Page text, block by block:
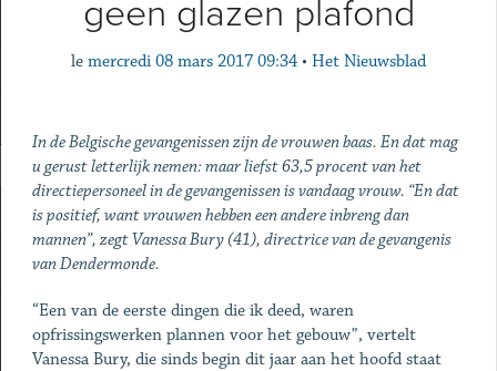
geen glazen plafond
le mercredi 08 mars 2017 09:34 • Het Nieuwsblad
In de Belgische gevangenissen zijn de vrouwen baas. En dat mag
u gerust letterlijk nemen: maar liefst 63,5 procent van het
directiepersoneel in de gevangenissen is vandaag vrouw. “En dat
is positief, want vrouwen hebben een andere inbreng dan
mannen”, zegt Vanessa Bury (41), directrice van de gevangenis
van Dendermonde.
“Een van de eerste dingen die ik deed, waren
opfrissingswerken plannen voor het gebouw”, vertelt
Vanessa Bury, die sinds begin dit jaar aan het hoofd staat